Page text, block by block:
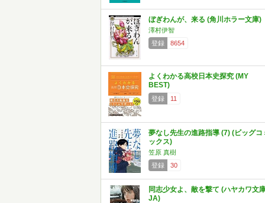
ぼぎわんが、来る (角川ホラー文庫)
澤村伊智
登録
8654
よくわかる高校日本史探究 (MY
BEST)
登録 11
夢なし先生の進路指導 (7) (ビッグコ
ックス)
笠原 真樹
登録
30
同志少女よ、敵を撃て (ハヤカワ文
JA)